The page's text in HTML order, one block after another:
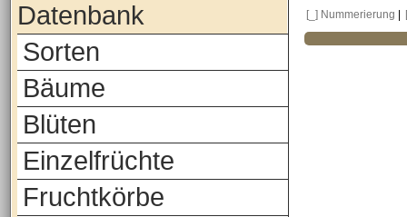
Datenbank
Sorten
Bäume
Blüten
Einzelfrüchte
Fruchtkörbe
[_] Nummerierung